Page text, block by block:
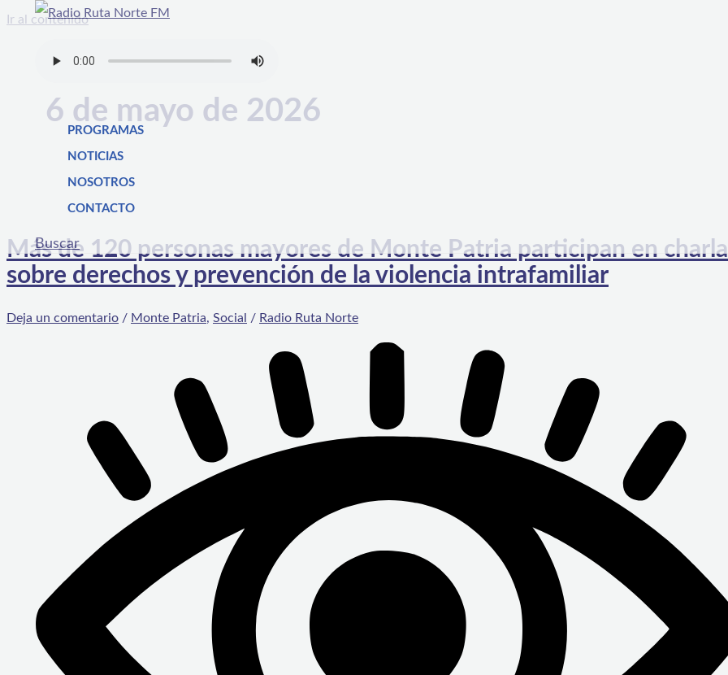
Ir al contenido
PROGRAMAS
NOTICIAS
NOSOTROS
CONTACTO
Buscar
6 de mayo de 2026
Más de 120 personas mayores de Monte Patria participan en charla
sobre derechos y prevención de la violencia intrafamiliar
Deja un comentario / Monte Patria, Social / Radio Ruta Norte